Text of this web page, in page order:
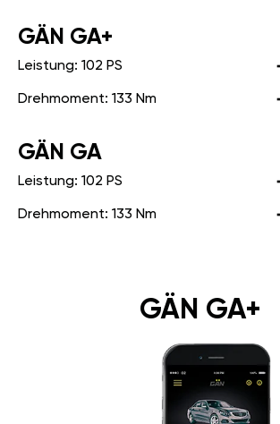
GÄN GA+
Leistung: 102 PS
Drehmoment: 133 Nm
GÄN GA
Leistung: 102 PS
Drehmoment: 133 Nm
GÄN GA+